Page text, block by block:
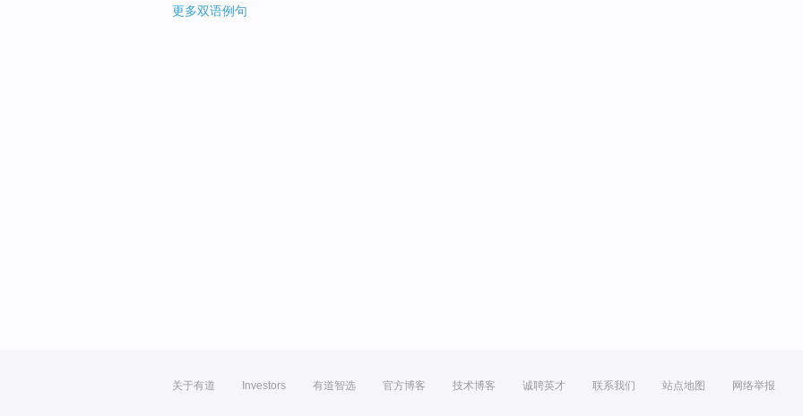
更多双语例句
关于有道 Investors 有道智选 官方博客 技术博客 诚聘英才 联系我们 站点地图 网络举报